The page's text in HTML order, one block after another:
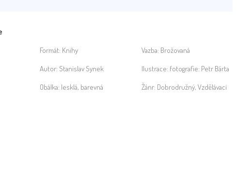
Formát: Knihy
Autor: Stanislav Synek
Obálka: lesklá, barevná
Vazba: Brožovaná
Ilustrace: fotografie: Petr Bárta
Žánr: Dobrodružný, Vzdělávací